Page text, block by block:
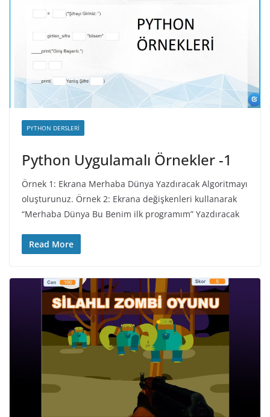
PYTHON DERSLERI
Python Uygulamalı Örnekler -1
Örnek 1: Ekrana Merhaba Dünya Yazdıracak Algoritmayı
oluşturunuz. Örnek 2: Ekrana değişkenleri kullanarak
“Merhaba Dünya Bu Benim ilk programım” Yazdıracak
Read More